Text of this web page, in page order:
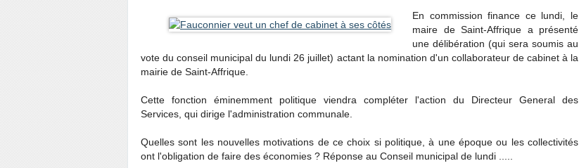
En commission finance ce lundi, le
maire de Saint-Affrique a présenté
une délibération (qui sera soumis au
vote du conseil municipal du lundi 26 juillet) actant la nomination d'un collaborateur de cabinet à la
mairie de Saint-Affrique.
Cette fonction éminemment politique viendra compléter l'action du Directeur General des
Services, qui dirige l'administration communale.
Quelles sont les nouvelles motivations de ce choix si politique, à une époque ou les collectivités
ont l'obligation de faire des économies ? Réponse au Conseil municipal de lundi .....